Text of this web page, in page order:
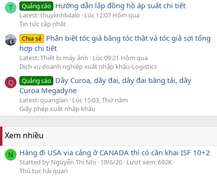
T Quảng cáo Hướng dẫn lắp đồng hồ áp suất chi tiết
Latest: thuylinhbilalo
Lúc 12:07 Hôm qua
Tin tức cập nhật
Chia sẻ Phân biệt tóc giả bằng tóc thật và tóc giả sợi tổng
hợp chi tiết
Latest: Thiết bị máy ảnh
Lúc 09:21 Hôm qua
Dịch vụ doanh nghiệp xuất nhập khẩu-Logistics
Q Quảng cáo Dây Curoa, dây đai, dây đai băng tải, dây
Curoa Megadyne
Latest: quanglan
Lúc 15:03, Thứ năm
Giấy phép xuất nhập khẩu
Xem nhiều
N Hàng đi USA via cảng ở CANADA thì có cần khai ISF 10+2
Started by Nguyễn Thị Nhi 19/6/20 Lượt xem: 692K
Thủ tục hải quan